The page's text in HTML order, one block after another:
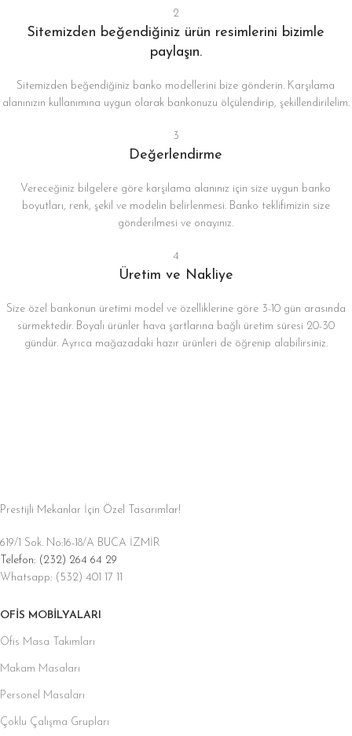
2
Sitemizden beğendiğiniz ürün resimlerini bizimle
paylaşın.
Sitemizden beğendiğiniz banko modellerini bize gönderin. Karşılama
alanınızın kullanımına uygun olarak bankonuzu ölçülendirip, şekillendirilelim.
3
Değerlendirme
Vereceğiniz bilgelere göre karşılama alanınız için size uygun banko
boyutları, renk, şekil ve modelin belirlenmesi. Banko teklifimizin size
gönderilmesi ve onayınız.
4
Üretim ve Nakliye
Size özel bankonun üretimi model ve özelliklerine göre 3-10 gün arasında
sürmektedir. Boyalı ürünler hava şartlarına bağlı üretim süresi 20-30
gündür. Ayrıca mağazadaki hazır ürünleri de öğrenip alabilirsiniz.
Prestijli Mekanlar İçin Özel Tasarımlar!
619/1 Sok. No:16-18/A BUCA İZMİR
Telefon: (232) 264 64 29
Whatsapp: (532) 401 17 11
OFIS MOBILYALARI
Ofis Masa Takımları
Makam Masaları
Personel Masaları
Çoklu Çalışma Grupları